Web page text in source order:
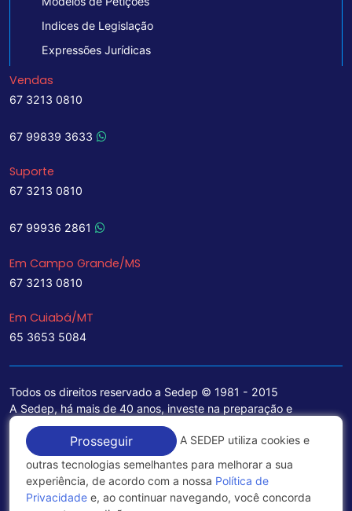
Indices de Legislação
Expressões Jurídicas
Vendas
67 3213 0810
67 99839 3633
Suporte
67 3213 0810
67 99936 2861
Em Campo Grande/MS
67 3213 0810
Em Cuiabá/MT
65 3653 5084
Todos os direitos reservado a Sedep © 1981 - 2015
A Sedep, há mais de 40 anos, investe na preparação e
treinamento de funcionários e na aquisição de tecnologia de
ponta para a ampliação de seu portfólio de serviços voltados
para a área jurídica, que contemplam informações seguras e
excelentes soluções empresariais.
Política de Privacidade
Prosseguir
A SEDEP utiliza cookies e
outras tecnologias semelhantes para melhorar a sua
experiência, de acordo com a nossa Política de
Privacidade e, ao continuar navegando, você concorda